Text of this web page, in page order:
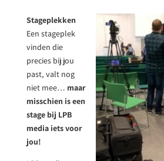
Stageplekken
Een stageplek
vinden die
precies bij jou
past, valt nog
niet mee… maar
misschien iseen
stage bij LPB
media iets voor
jou!